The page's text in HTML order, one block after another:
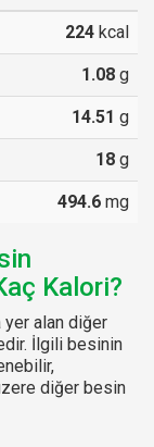
224 kcal
1.08 g
14.51 g
18 g
494.6 mg
Kalori?
alan diğer
İlgili besinin
diğer besin